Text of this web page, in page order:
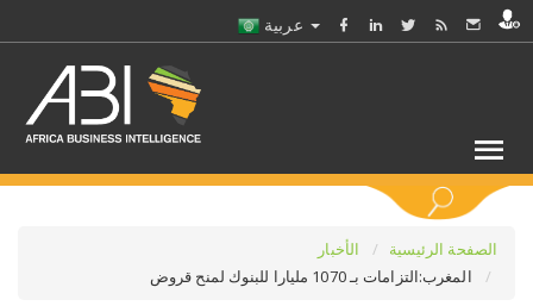
الصفحة الرئيسية
الأخبار
المغرب:التزامات بـ 1070 مليارا للبنوك لمنح قروض